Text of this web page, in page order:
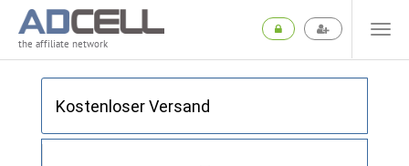
the affiliate network